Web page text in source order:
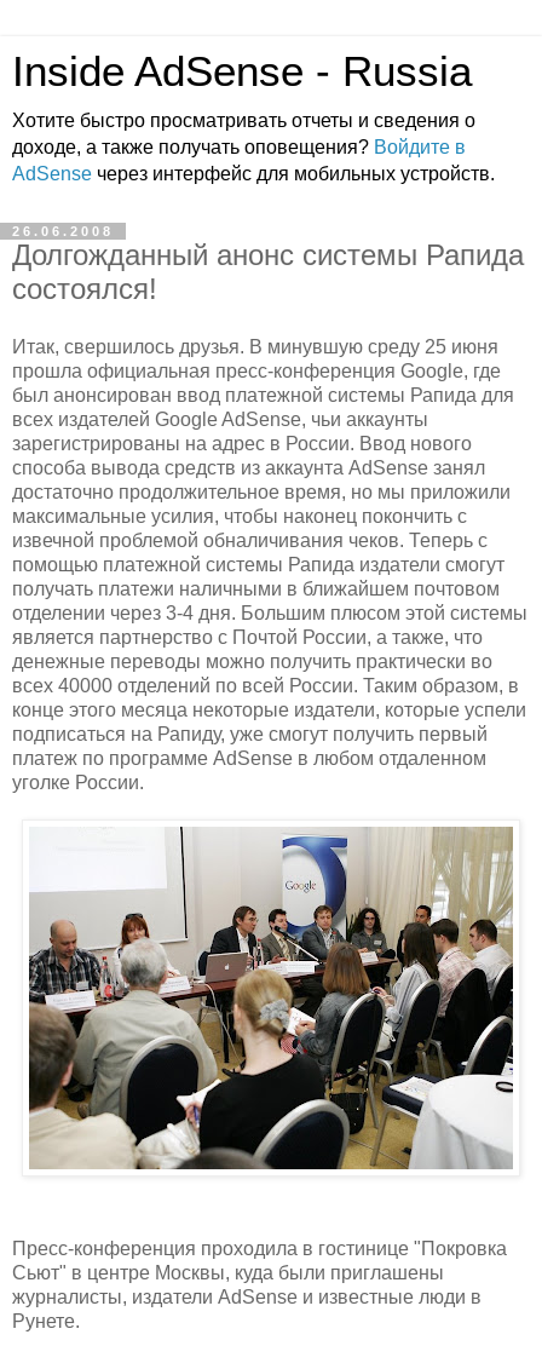
Inside AdSense - Russia
Хотите быстро просматривать отчеты и сведения о
доходе, а также получать оповещения? Войдите в
AdSense через интерфейс для мобильных устройств.
26.06.2008
Долгожданный анонс системы Рапида
состоялся!
Итак, свершилось друзья. В минувшую среду 25 июня
прошла официальная пресс-конференция Google, где
был анонсирован ввод платежной системы Рапида для
всех издателей Google AdSense, чьи аккаунты
зарегистрированы на адрес в России. Ввод нового
способа вывода средств из аккаунта AdSense занял
достаточно продолжительное время, но мы приложили
максимальные усилия, чтобы наконец покончить с
извечной проблемой обналичивания чеков. Теперь с
помощью платежной системы Рапида издатели смогут
получать платежи наличными в ближайшем почтовом
отделении через 3-4 дня. Большим плюсом этой системы
является партнерство с Почтой России, а также, что
денежные переводы можно получить практически во
всех 40000 отделений по всей России. Таким образом, в
конце этого месяца некоторые издатели, которые успели
подписаться на Рапиду, уже смогут получить первый
платеж по программе AdSense в любом отдаленном
уголке России.
Пресс-конференция проходила в гостинице "Покровка
Сьют" в центре Москвы, куда были приглашены
журналисты, издатели AdSense и известные люди в
Рунете.